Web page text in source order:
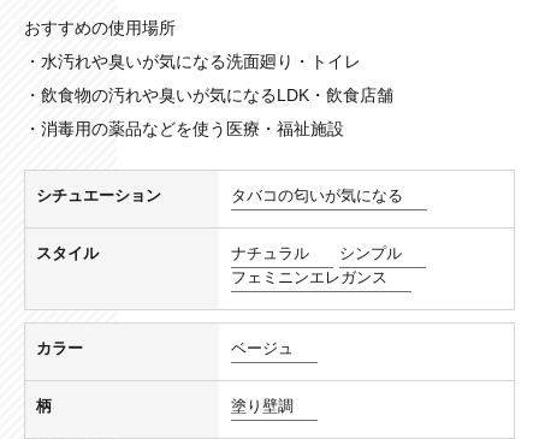
おすすめの使用場所
・水汚れや臭いが気になる洗面廻り・トイレ
・飲食物の汚れや臭いが気になるLDK・飲食店舗
・消毒用の薬品などを使う医療・福祉施設
シチュエーション タバコの匂いが気になる
スタイル ナチュラル
シンプル
フェミニンエレガンス
カラー ベージュ
柄 塗り壁調